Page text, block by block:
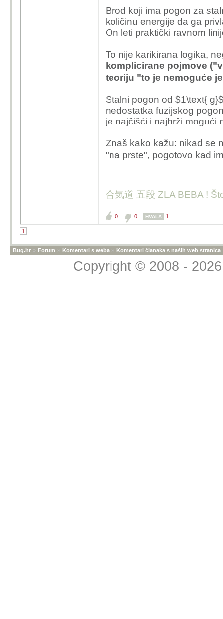
Brod koji ima pogon za
količinu energije da ga
On leti praktički ravnom
To nije karikirana logika,
komplicirane pojmove
teoriju "to je nemoguće
Stalni pogon od $1\text{
nedostatka fuzijskog
je najčišći i najbrži mogući
Znaš kako kažu: nikad se
"na prste", pogotovo kad
合気道 五段 ZLA BEBA !
0 0 HVALA 1
1
Bug.hr » Forum » Komentari s weba » Komentari članaka s naših web stranica
Copyright © 2008 -